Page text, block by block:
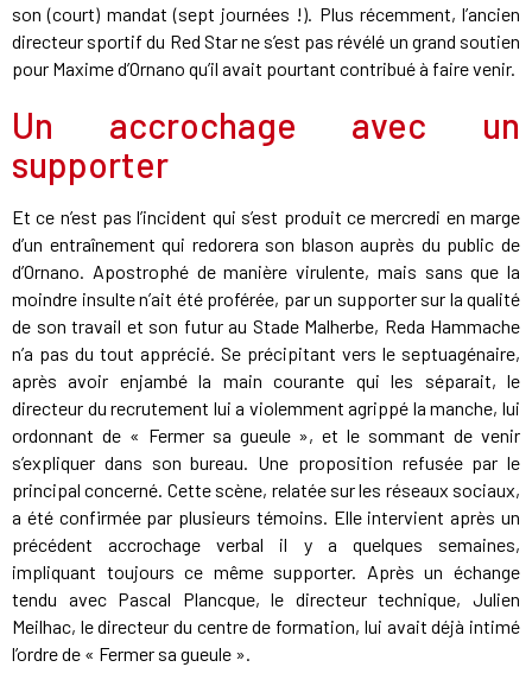
son (court) mandat (sept journées !). Plus récemment, l’ancien
directeur sportif du Red Star ne s’est pas révélé un grand soutien
pour Maxime d’Ornano qu’il avait pourtant contribué à faire venir.
Un accrochage avec un
supporter
Et ce n’est pas l’incident qui s’est produit ce mercredi en marge
d’un entraînement qui redorera son blason auprès du public de
d’Ornano. Apostrophé de manière virulente, mais sans que la
moindre insulte n’ait été proférée, par un supporter sur la qualité
de son travail et son futur au Stade Malherbe, Reda Hammache
n’a pas du tout apprécié. Se précipitant vers le septuagénaire,
après avoir enjambé la main courante qui les séparait, le
directeur du recrutement lui a violemment agrippé la manche, lui
ordonnant de « Fermer sa gueule », et le sommant de venir
s’expliquer dans son bureau. Une proposition refusée par le
principal concerné. Cette scène, relatée sur les réseaux sociaux,
a été confirmée par plusieurs témoins. Elle intervient après un
précédent accrochage verbal il y a quelques semaines,
impliquant toujours ce même supporter. Après un échange
tendu avec Pascal Plancque, le directeur technique, Julien
Meilhac, le directeur du centre de formation, lui avait déjà intimé
l’ordre de « Fermer sa gueule ».